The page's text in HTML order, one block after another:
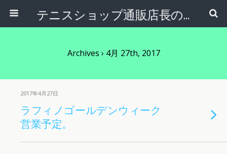
テニスショップ通販店長のブログ＠テニスショップLAFINO 西山克久
Archives › 4月 27th, 2017
2017年4月27日
ラフィノゴールデンウィーク
営業予定。